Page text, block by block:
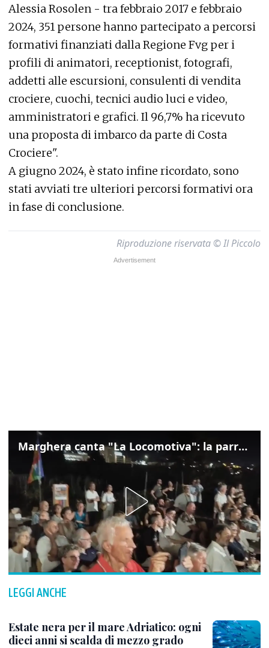
Alessia Rosolen - tra febbraio 2017 e febbraio
2024, 351 persone hanno partecipato a percorsi
formativi finanziati dalla Regione Fvg per i
profili di animatori, receptionist, fotografi,
addetti alle escursioni, consulenti di vendita
crociere, cuochi, tecnici audio luci e video,
amministratori e grafici. Il 96,7% ha ricevuto
una proposta di imbarco da parte di Costa
Crociere".
A giugno 2024, è stato infine ricordato, sono
stati avviati tre ulteriori percorsi formativi ora
in fase di conclusione.
Riproduzione riservata © Il Piccolo
Marghera canta "La Locomotiva": la parrocchia della Cita ricorda Guccini
LEGGI ANCHE
Estate nera per il mare Adriatico: ogni
dieci anni si scalda di mezzo grado